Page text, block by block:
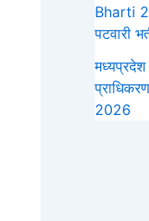
Bharti
पटवारी
मध्‍यप्रदेश
2026